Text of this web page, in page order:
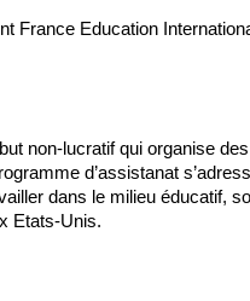
France Education
but non-lucratif qui organise
d’assistanat
dans le milieu éducatif,
Etats-Unis.